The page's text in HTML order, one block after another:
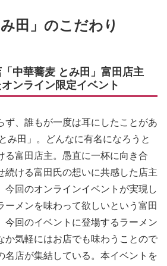
田」のこだわり
中華蕎麦 とみ田」富田店主
ンライン限定イベント
ず、誰もが一度は耳にしたことがあ
み田」。どんなに有名になろうと
る富田店主。愚直に一杯に向き合
続ける富田氏の想いに共感した店主
今回のオンラインイベントが実現し
ーメンを味わって欲しいという富田
今回のイベントに登場するラーメン
か気軽にはお店でも味わうことので
名店が集結している。本イベントを